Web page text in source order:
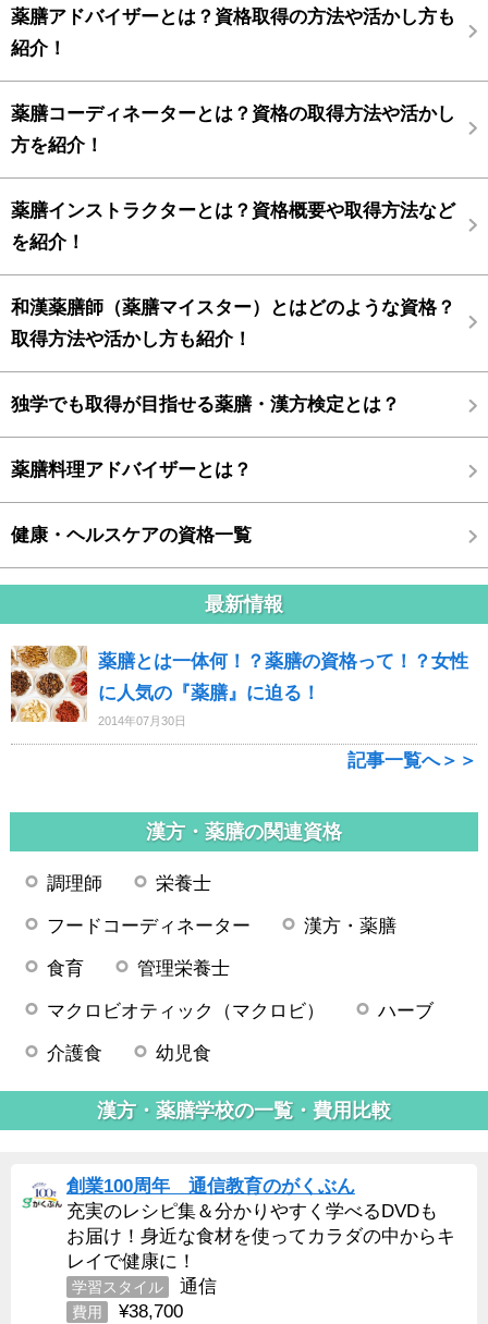
薬膳アドバイザーとは？資格取得の方法や活かし方も
紹介！
薬膳コーディネーターとは？資格の取得方法や活かし
方を紹介！
薬膳インストラクターとは？資格概要や取得方法など
を紹介！
和漢薬膳師（薬膳マイスター）とはどのような資格？
取得方法や活かし方も紹介！
独学でも取得が目指せる薬膳・漢方検定とは？
薬膳料理アドバイザーとは？
健康・ヘルスケアの資格一覧
最新情報
薬膳とは一体何！？薬膳の資格って！？女性
に人気の『薬膳』に迫る！
2014年07月30日
記事一覧へ＞＞
漢方・薬膳の関連資格
調理師 栄養士
フードコーディネーター 漢方・薬膳
食育 管理栄養士
マクロビオティック（マクロビ） ハーブ
介護食 幼児食
漢方・薬膳学校の一覧・費用比較
創業100周年 通信教育のがくぶん
充実のレシピ集＆分かりやすく学べるDVDも
お届け！身近な食材を使ってカラダの中からキ
レイで健康に！
学習スタイル 通信
費用 ¥38,700